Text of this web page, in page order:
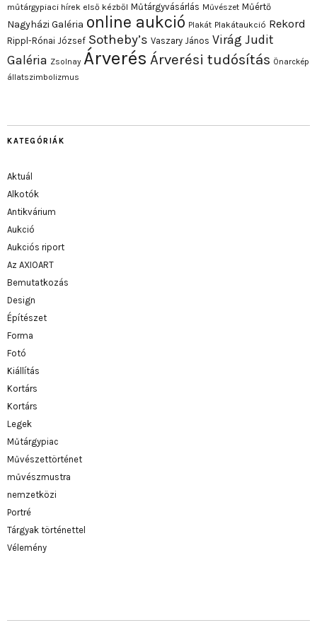
műtárgypiaci hírek első kézből Műtárgyvásárlás Művészet Műértő
Nagyházi Galéria online aukció Plakát Plakátaukció Rekord
Rippl-Rónai József Sotheby’s Vaszary János Virág Judit
Galéria Zsolnay Árverés Árverési tudósítás Önarckép
állatszimbolizmus
KATEGÓRIÁK
Aktuál
Alkotók
Antikvárium
Aukció
Aukciós riport
Az AXIOART
Bemutatkozás
Design
Építészet
Forma
Fotó
Kiállítás
Kortárs
Kortárs
Legek
Műtárgypiac
Művészettörténet
művészmustra
nemzetközi
Portré
Tárgyak történettel
Vélemény